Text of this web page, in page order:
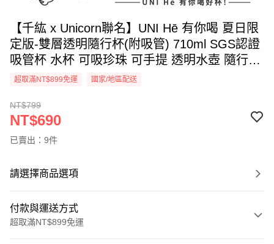
【千紘 x Unicorn聯名】UNI Hē 有你喝 夏日限
定版-雙層透明隨行杯(附吸管) 710ml SGS認證
吸管杯 水杯 可吸珍珠 可手提 透明水壺 隨行杯
杯子 環保杯
超取滿NT$899免運 國家/地區配送
NT$799
NT$690
已賣出：9件
請選擇商品選項
付款與運送方式
超取滿NT$899免運